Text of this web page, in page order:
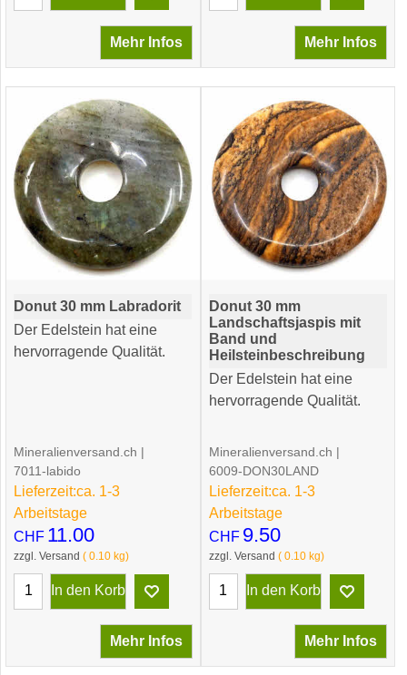
Mehr Infos Mehr Infos
Donut 30 mm Labradorit
Der Edelstein hat eine
hervorragende Qualität.
CHF 11.00
zzgl. Versand 0.10 kg
Mineralienversand.ch
7011-labido
Lieferzeit:ca. 1-3
Arbeitstage
In den Korb
Mehr Infos
Donut 30 mm
Landschaftsjaspis mit
Band und
Heilsteinbeschreibung
Der Edelstein hat eine
hervorragende Qualität.
CHF 9.50
zzgl. Versand 0.10kg
Mineralienversand.ch
6009-DON30LAND
Lieferzeit:ca. 1-3
Arbeitstage
In den Korb
Mehr Infos